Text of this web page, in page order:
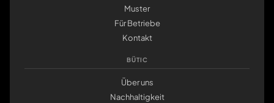
Muster
Für Betriebe
Kontakt
BÜTIC
Über uns
Nachhaltigkeit